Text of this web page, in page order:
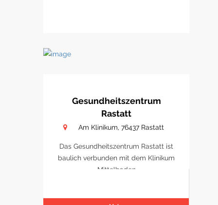
Gesundheitszentrum
Rastatt
Am Klinikum, 76437 Rastatt
Das Gesundheitszentrum Rastatt ist
baulich verbunden mit dem Klinikum
Mittelbaden